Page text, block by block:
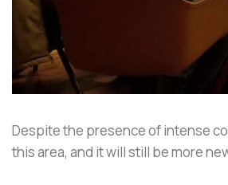
Despite the presence of intense
this area, and it will still be more